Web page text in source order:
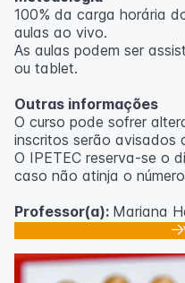
100% da carga horária
aulas ao vivo.
As aulas podem ser
ou tablet.
Outras informações
O curso pode sofrer
inscritos serão avisados
O IPETEC reserva-se o
caso não atinja o
Professor(a): Mariana